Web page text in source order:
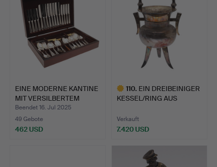
EINE MODERNE KANTINE
MIT VERSILBERTEM
„SOV…
Beendet 16. Jul 2025
49 Gebote
462 USD
110. EIN DREIBEINIGER
KESSEL/RING AUS
Verkauft
7.420 USD